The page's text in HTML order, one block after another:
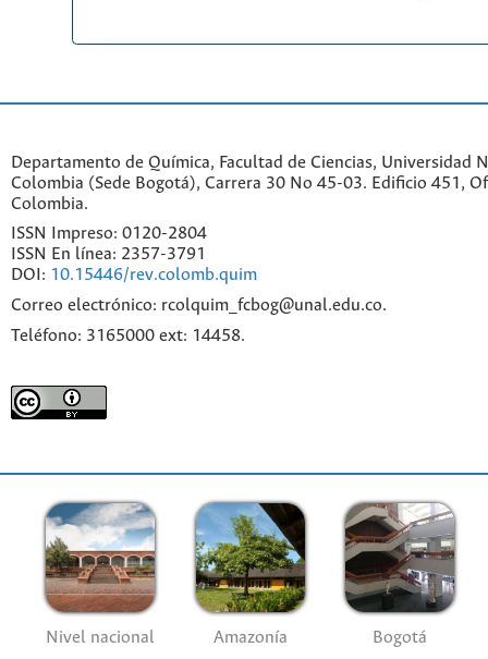
Departamento de Química, Facultad de Ciencias, Universidad
Colombia (Sede Bogotá), Carrera 30 No 45-03. Edificio 451,
Colombia.
ISSN Impreso: 0120-2804
ISSN En línea: 2357-3791
DOI: 10.15446/rev.colomb.quim
Correo electrónico: rcolquim_fcbog@unal.edu.co.
Teléfono: 3165000 ext: 14458.
Nivel nacional Amazonía Bogotá